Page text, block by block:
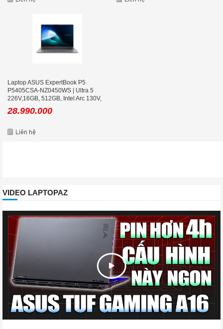
Laptop ASUS ExpertBook P5
P5405CSA-NZ0450WS | Ultra 5
226V,16GB, 512GB, Intel Arc 130V,
28.990.000
VIDEO LAPTOPAZ